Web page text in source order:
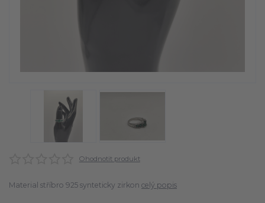
Ohodnotit produkt
Material stříbro 925 synteticky zirkon celý popis